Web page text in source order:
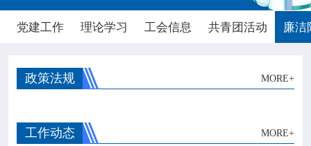
党建工作 理论学习 工会信息 共青团活动 廉洁
中心概况 
新闻动态 
工作重点
政策法规 MORE+
工作动态 MORE+